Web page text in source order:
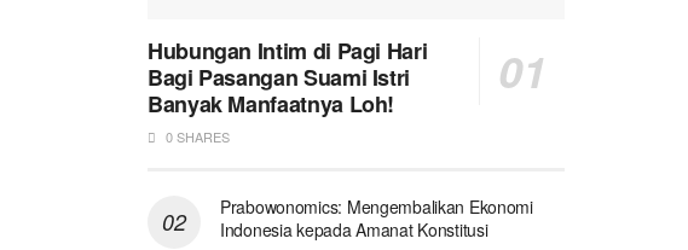
Hubungan Intim di Pagi Hari
Bagi Pasangan Suami Istri
Banyak Manfaatnya Loh!
0 SHARES
Prabowonomics: Mengembalikan Ekonomi
Indonesia kepada Amanat Konstitusi